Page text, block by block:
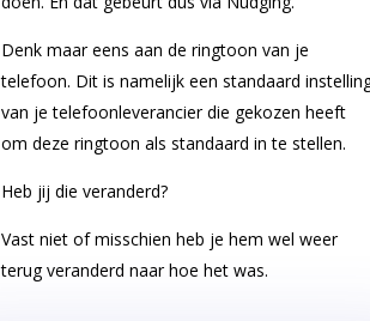
Denk maar eens aan de ringtoon van je
telefoon. Dit is namelijk een standaard
van je telefoonleverancier die gekozen heeft
om deze ringtoon als standaard in te stellen.
Heb jij die veranderd?
Vast niet of misschien heb je hem wel weer
terug veranderd naar hoe het was.